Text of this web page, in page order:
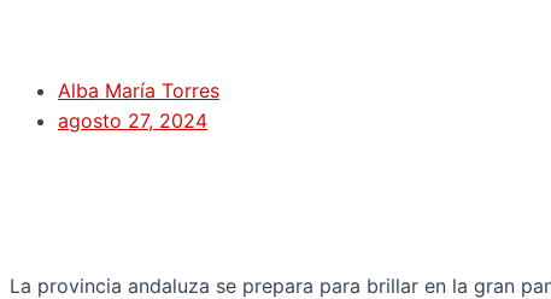
Alba María Torres
agosto 27, 2024
La provincia andaluza se prepara para brillar en la gran